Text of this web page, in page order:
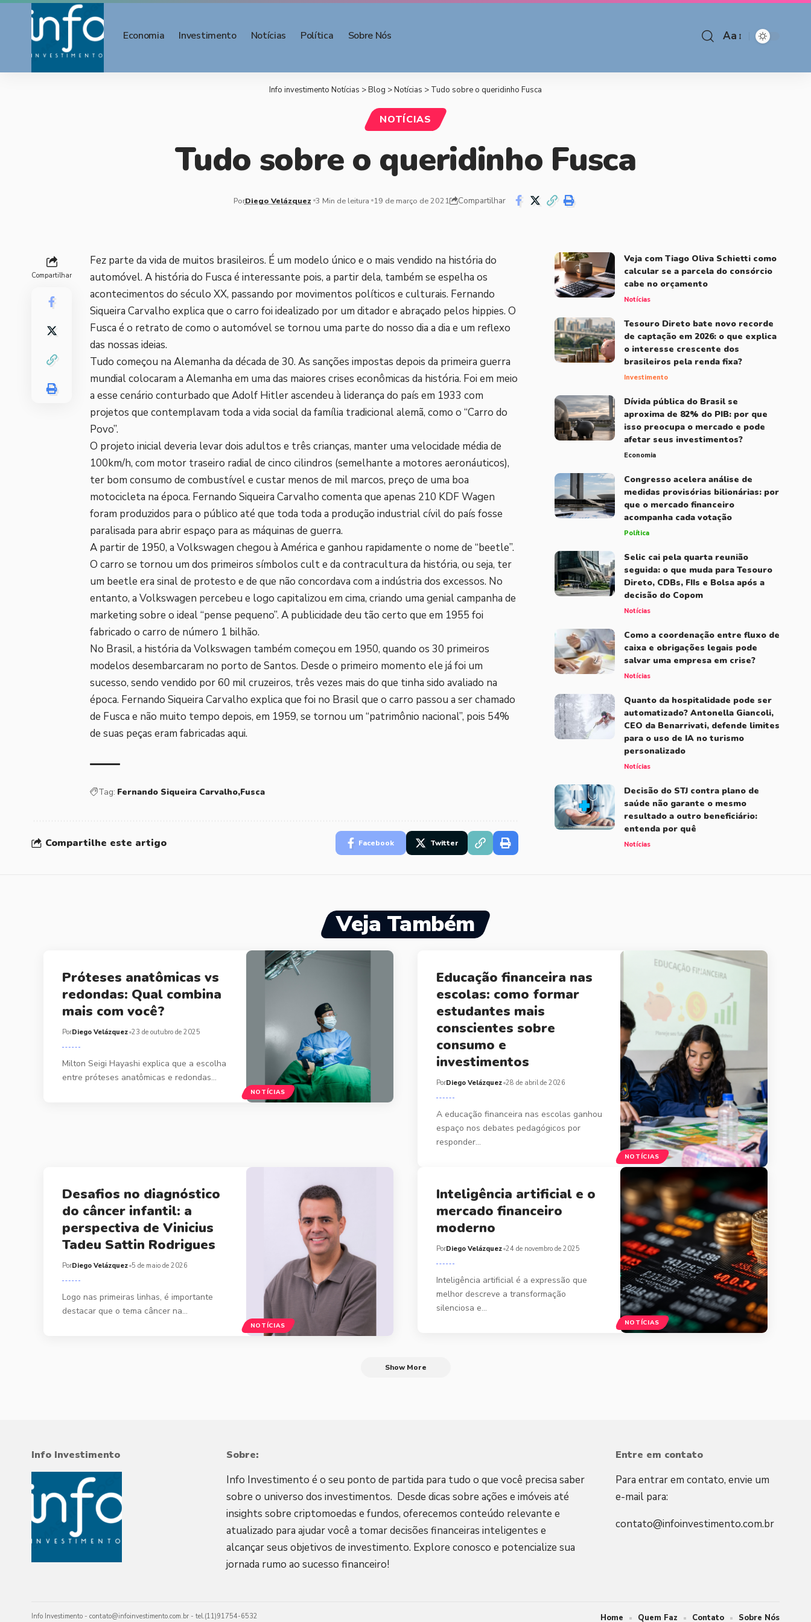
Economia Investimento Notícias Política Sobre Nós Aa
Info investimento Notícias >Blog >Notícias > Tudo sobre o queridinho Fusca
NOTÍCIAS
Tudo sobre o queridinho Fusca
PorDiego Velázquez 3 Min de leitura 19 de março de 2021 Compartilhar
Compartilhar
Fez parte da vida de muitos brasileiros. É um modelo único e o mais vendido na história do
automóvel. A história do Fusca é interessante pois, a partir dela, também se espelha os
acontecimentos do século XX, passando por movimentos políticos e culturais. Fernando
Siqueira Carvalho explica que o carro foi idealizado por um ditador e abraçado pelos hippies. O
Fusca é o retrato de como o automóvel se tornou uma parte do nosso dia a dia e um reflexo
das nossas ideias.
Tudo começou na Alemanha da década de 30. As sanções impostas depois da primeira guerra
mundial colocaram a Alemanha em uma das maiores crises econômicas da história. Foi em meio
a esse cenário conturbado que Adolf Hitler ascendeu à liderança do país em 1933 com
projetos que contemplavam toda a vida social da família tradicional alemã, como o “Carro do
Povo”.
O projeto inicial deveria levar dois adultos e três crianças, manter uma velocidade média de
100km/h, com motor traseiro radial de cinco cilindros (semelhante a motores aeronáuticos),
ter bom consumo de combustível e custar menos de mil marcos, preço de uma boa
motocicleta na época. Fernando Siqueira Carvalho comenta que apenas 210 KDF Wagen
foram produzidos para o público até que toda toda a produção industrial cívil do país fosse
paralisada para abrir espaço para as máquinas de guerra.
A partir de 1950, a Volkswagen chegou à América e ganhou rapidamente o nome de “beetle”.
O carro se tornou um dos primeiros símbolos cult e da contracultura da história, ou seja, ter
um beetle era sinal de protesto e de que não concordava com a indústria dos excessos. No
entanto, a Volkswagen percebeu e logo capitalizou em cima, criando uma genial campanha de
marketing sobre o ideal “pense pequeno”. A publicidade deu tão certo que em 1955 foi
fabricado o carro de número 1 bilhão.
No Brasil, a história da Volkswagen também começou em 1950, quando os 30 primeiros
modelos desembarcaram no porto de Santos. Desde o primeiro momento ele já foi um
sucesso, sendo vendido por 60 mil cruzeiros, três vezes mais do que tinha sido avaliado na
época. Fernando Siqueira Carvalho explica que foi no Brasil que o carro passou a ser chamado
de Fusca e não muito tempo depois, em 1959, se tornou um “patrimônio nacional”, pois 54%
de suas peças eram fabricadas aqui.
Tag: Fernando Siqueira Carvalho Fusca
Compartilhe este artigo Facebook Twitter
Veja com Tiago Oliva Schietti como
calcular se a parcela do consórcio
cabe no orçamento
Notícias
Tesouro Direto bate novo recorde
de captação em 2026: o que explica
o interesse crescente dos
brasileiros pela renda fixa?
Investimento
Dívida pública do Brasil se
aproxima de 82% do PIB: por que
isso preocupa o mercado e pode
afetar seus investimentos?
Economia
Congresso acelera análise de
medidas provisórias bilionárias: por
que o mercado financeiro
acompanha cada votação
Política
Selic cai pela quarta reunião
seguida: o que muda para Tesouro
Direto, CDBs, FIIs e Bolsa após a
decisão do Copom
Notícias
Como a coordenação entre fluxo de
caixa e obrigações legais pode
salvar uma empresa em crise?
Notícias
Quanto da hospitalidade pode ser
automatizado? Antonella Giancoli,
CEO da Benarrivati, defende limites
para o uso de IA no turismo
personalizado
Notícias
Decisão do STJ contra plano de
saúde não garante o mesmo
resultado a outro beneficiário:
entenda por quê
Notícias
Veja Também
NOTÍCIAS
Próteses anatômicas vs
redondas: Qual combina
mais com você?
PorDiego Velázquez 23 de outubro de 2025
Milton Seigi Hayashi explica que a escolha
entre próteses anatômicas e redondas…
NOTÍCIAS
Educação financeira nas
escolas: como formar
estudantes mais
conscientes sobre
consumo e
investimentos
PorDiego Velázquez 28 de abril de 2026
A educação financeira nas escolas ganhou
espaço nos debates pedagógicos por
responder…
NOTÍCIAS
Desafios no diagnóstico
do câncer infantil: a
perspectiva de Vinicius
Tadeu Sattin Rodrigues
PorDiego Velázquez 5 de maio de 2026
Logo nas primeiras linhas, é importante
destacar que o tema câncer na…
NOTÍCIAS
Inteligência artificial e o
mercado financeiro
moderno
PorDiego Velázquez 24 de novembro de 2025
Inteligência artificial é a expressão que
melhor descreve a transformação
silenciosa e…
Show More
Info Investimento Sobre:
Info Investimento é o seu ponto de partida para tudo o que você precisa saber
sobre o universo dos investimentos. Desde dicas sobre ações e imóveis até
insights sobre criptomoedas e fundos, oferecemos conteúdo relevante e
atualizado para ajudar você a tomar decisões financeiras inteligentes e
alcançar seus objetivos de investimento. Explore conosco e potencialize sua
jornada rumo ao sucesso financeiro!
Entre em contato
Para entrar em contato, envie um
e-mail para:
contato@infoinvestimento.com.br
Info Investimento - contato@infoinvestimento.com.br - tel.(11)91754-6532 Home Quem Faz Contato Sobre Nós